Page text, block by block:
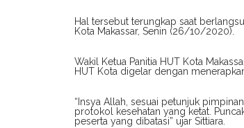
Hal tersebut terungkap saat
Kota Makassar, Senin (26/10/2020).
Wakil Ketua Panitia HUT Kota
HUT Kota digelar dengan
“Insya Allah, sesuai petunjuk
protokol kesehatan yang ketat.
peserta yang dibatasi” ujar Sittiara.